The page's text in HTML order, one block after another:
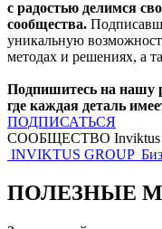
с радостью делимся
сообщества.
уникальную
методах и решениях, а
Подпишитесь на нашу
где каждая деталь
ПОДПИСАТЬСЯ
СООБЩЕСТВО Inviktus
INVIKTUS GROUP
ПОЛЕЗНЫЕ